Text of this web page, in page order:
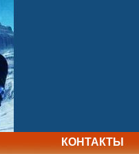
КОНТАКТЫ